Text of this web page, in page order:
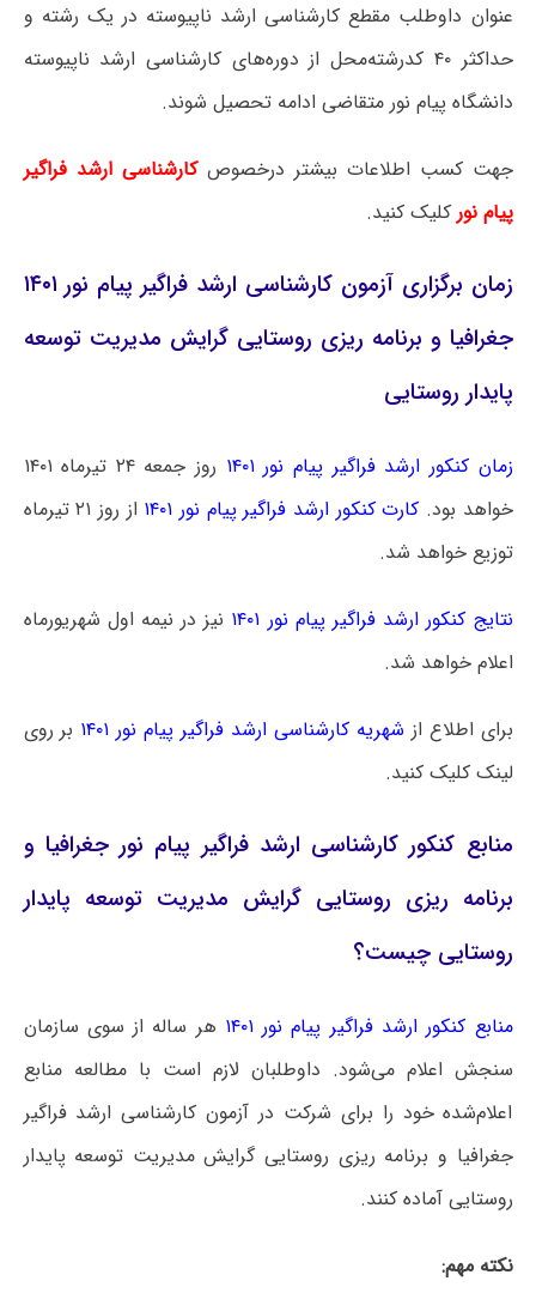
عنوان داوطلب مقطع کارشناسی ارشد ناپیوسته در یک رشته و
حداکثر ۴۰ کدرشته‌محل از دوره‌های کارشناسی ارشد ناپیوسته
دانشگاه پیام نور متقاضی ادامه تحصیل شوند.
جهت کسب اطلاعات بیشتر درخصوص کارشناسی ارشد فراگیر
پیام نورکلیک کنید.
زمان برگزاری آزمون کارشناسی ارشد فراگیر پیام نور ۱۴۰۱
جغرافیا و برنامه ریزی روستایی گرایش مدیریت توسعه
پایدار روستایی
زمان کنکور ارشد فراگیر پیام نور ۱۴۰۱
روز جمعه ۲۴ تیرماه ۱۴۰۱
خواهد بود. کارت کنکور ارشد فراگیر پیام نور ۱۴۰۱
از روز ۲۱ تیرماه
توزیع خواهد شد.
نتایج کنکور ارشد فراگیر پیام نور ۱۴۰۱
نیز در نیمه اول شهریورماه
اعلام خواهد شد.
برای اطلاع از شهریه کارشناسی ارشد فراگیر پیام نور ۱۴۰۱
بر روی
لینک کلیک کنید.
منابع کنکور کارشناسی ارشد فراگیر پیام نور جغرافیا و
برنامه ریزی روستایی گرایش مدیریت توسعه پایدار
روستایی چیست؟
منابع کنکور ارشد فراگیر پیام نور ۱۴۰۱
هر ساله از سوی سازمان
سنجش اعلام می‌شود. داوطلبان لازم است با مطالعه منابع
اعلام‌شده خود را برای شرکت در آزمون کارشناسی ارشد فراگیر
جغرافیا و برنامه ریزی روستایی گرایش مدیریت توسعه پایدار
روستایی آماده کنند.
نکته مهم: